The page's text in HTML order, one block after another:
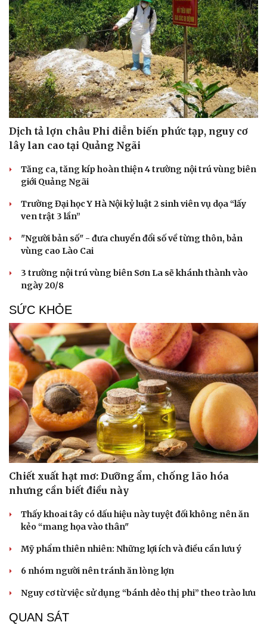
Du lịch
Tư vấn
check-in
Podcast
Cửa sổ tình yêu
Hạt giống tâm hồn
Dịch tả lợn châu Phi diễn biến phức tạp, nguy cơ
lây lan cao tại Quảng Ngãi
Tăng ca, tăng kíp hoàn thiện 4 trường nội trú vùng biên
giới Quảng Ngãi
Trường Đại học Y Hà Nội kỷ luật 2 sinh viên vụ dọa “lấy
ven trật 3 lần”
"Người bản số" - đưa chuyển đổi số về từng thôn, bản
vùng cao Lào Cai
3 trường nội trú vùng biên Sơn La sẽ khánh thành vào
ngày 20/8
SỨC KHỎE
Chiết xuất hạt mơ: Dưỡng ẩm, chống lão hóa
nhưng cần biết điều này
Thấy khoai tây có dấu hiệu này tuyệt đối không nên ăn
kẻo “mang họa vào thân"
Mỹ phẩm thiên nhiên: Những lợi ích và điều cần lưu ý
6 nhóm người nên tránh ăn lòng lợn
Nguy cơ từ việc sử dụng “bánh dẻo thị phi” theo trào lưu
QUAN SÁT